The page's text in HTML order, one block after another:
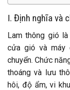
I. Định nghĩa và
Lam thông gió
cửa gió và máy
chuyển. Chức
thoáng và lưu
hôi, độ ẩm, vi